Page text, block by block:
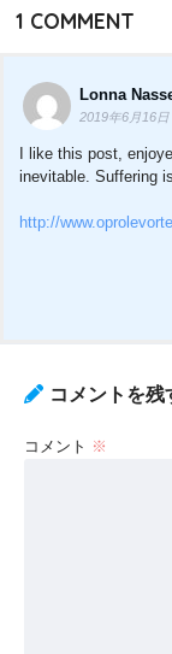
1 COMMENT
Lonna
2019年6月16日
I like this post,
inevitable. Suffering
http://
コメントを残
コメント ※